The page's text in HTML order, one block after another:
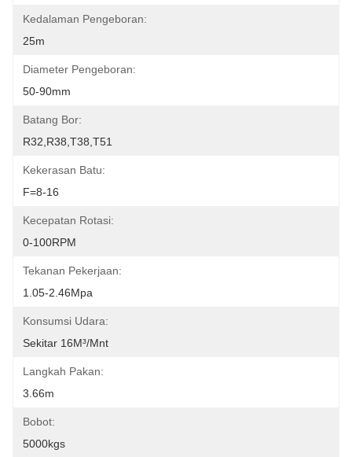
Kedalaman Pengeboran:
25m
Diameter Pengeboran:
50-90mm
Batang Bor:
R32,R38,T38,T51
Kekerasan Batu:
F=8-16
Kecepatan Rotasi:
0-100RPM
Tekanan Pekerjaan:
1.05-2.46Mpa
Konsumsi Udara:
Sekitar 16M³/mnt
Langkah Pakan:
3.66m
Bobot:
5000kgs